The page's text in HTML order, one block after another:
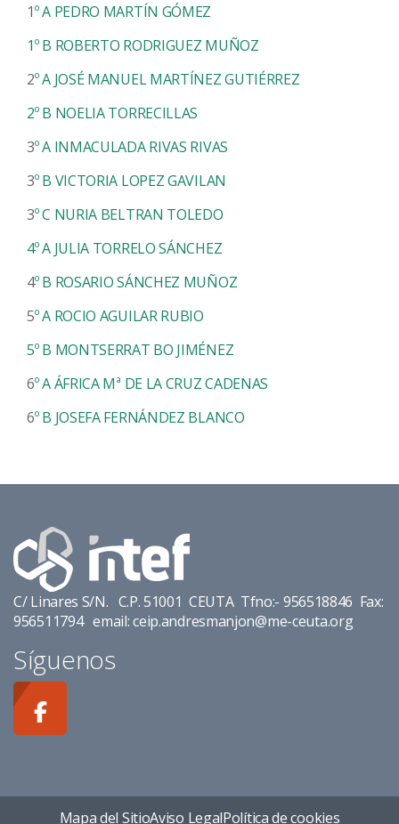
1º APEDRO MARTÍN GÓMEZ
1º B ROBERTO RODRIGUEZ MUÑOZ
2º AJOSÉ MANUEL MARTÍNEZ GUTIÉRREZ
2º B NOELIA TORRECILLAS
3º AINMACULADA RIVAS RIVAS
3º B VICTORIA LOPEZ GAVILAN
3º C NURIA BELTRAN TOLEDO
4º AJULIA TORRELO SÁNCHEZ
4º B ROSARIO SÁNCHEZ MUÑOZ
5º AROCIO AGUILAR RUBIO
5º B MONTSERRAT BO JIMÉNEZ
6º AÁFRICA Mª DE LA CRUZ CADENAS
6º B JOSEFA FERNÁNDEZ BLANCO
C/ Linares S/N. C.P. 51001 CEUTA Tfno:- 956518846 Fax:
956511794 email: ceip.andresmanjon@me-ceuta.org
Síguenos
Mapa del SitioAviso LegalPolítica de cookies